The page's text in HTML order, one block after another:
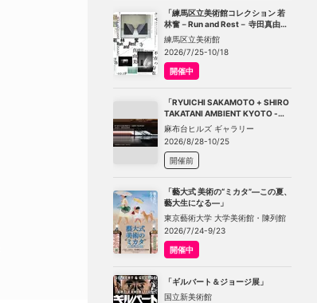
「練馬区立美術館コレクション 若
林奮－Run and Rest－ 寺田真由美
－不在の存在－」
練馬区立美術館
2026/7/25-10/18
開催中
「RYUICHI SAKAMOTO + SHIRO
TAKATANI AMBIENT KYOTO -
TOKYO」
麻布台ヒルズ ギャラリー
2026/8/28-10/25
開催前
「藝大式 美術の“ミカタ”―この夏、
藝大生になる―」
東京藝術大学 大学美術館・陳列館
2026/7/24-9/23
開催中
「ギルバート＆ジョージ展」
国立新美術館